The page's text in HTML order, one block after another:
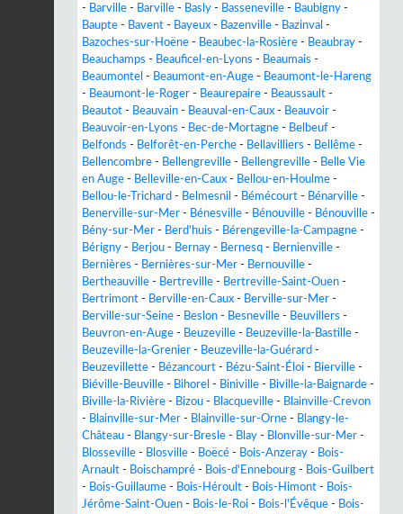
- Barville - Barville - Basly - Basseneville - Baubigny -
Baupte - Bavent - Bayeux - Bazenville - Bazinval -
Bazoches-sur-Hoëne - Beaubec-la-Rosière - Beaubray -
Beauchamps - Beauficel-en-Lyons - Beaumais -
Beaumontel - Beaumont-en-Auge - Beaumont-le-Hareng
- Beaumont-le-Roger - Beaurepaire - Beaussault -
Beautot - Beauvain - Beauval-en-Caux - Beauvoir -
Beauvoir-en-Lyons - Bec-de-Mortagne - Belbeuf -
Belfonds - Belforêt-en-Perche - Bellavilliers - Bellême -
Bellencombre - Bellengreville - Bellengreville - Belle Vie
en Auge - Belleville-en-Caux - Bellou-en-Houlme -
Bellou-le-Trichard - Belmesnil - Bémécourt - Bénarville -
Benerville-sur-Mer - Bénesville - Bénouville - Bénouville -
Bény-sur-Mer - Berd'huis - Bérengeville-la-Campagne -
Bérigny - Berjou - Bernay - Bernesq - Bernienville -
Bernières - Bernières-sur-Mer - Bernouville -
Bertheauville - Bertreville - Bertreville-Saint-Ouen -
Bertrimont - Berville-en-Caux - Berville-sur-Mer -
Berville-sur-Seine - Beslon - Besneville - Beuvillers -
Beuvron-en-Auge - Beuzeville - Beuzeville-la-Bastille -
Beuzeville-la-Grenier - Beuzeville-la-Guérard -
Beuzevillette - Bézancourt - Bézu-Saint-Éloi - Bierville -
Biéville-Beuville - Bihorel - Biniville - Biville-la-Baignarde -
Biville-la-Rivière - Bizou - Blacqueville - Blainville-Crevon
- Blainville-sur-Mer - Blainville-sur-Orne - Blangy-le-
Château - Blangy-sur-Bresle - Blay - Blonville-sur-Mer -
Blosseville - Blosville - Boëcé - Bois-Anzeray - Bois-
Arnault - Boischampré - Bois-d'Ennebourg - Bois-Guilbert
- Bois-Guillaume - Bois-Héroult - Bois-Himont - Bois-
Jérôme-Saint-Ouen - Bois-le-Roi - Bois-l'Évêque - Bois-